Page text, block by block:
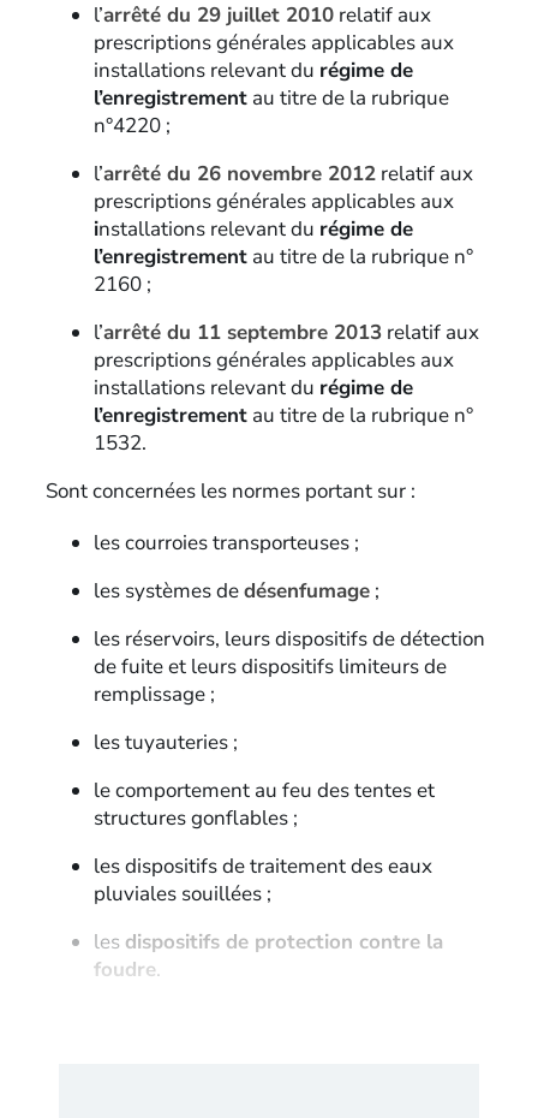
l’arrêté du 29 juillet 2010relatif aux
prescriptions générales applicables aux
installations relevant du régime de
l’enregistrementau titre de la rubrique
n°4220 ;
l’arrêté du 26 novembre 2012relatif aux
prescriptions générales applicables aux
installations relevant du régime de
l’enregistrementau titre de la rubrique n°
2160 ;
l’arrêté du 11 septembre 2013relatif aux
prescriptions générales applicables aux
installations relevant du régime de
l’enregistrementau titre de la rubrique n°
1532.
Sont concernées les normes portant sur :
les courroies transporteuses ;
les systèmes dedésenfumage;
les réservoirs, leurs dispositifs de détection
de fuite et leurs dispositifs limiteurs de
remplissage ;
les tuyauteries ;
le comportement au feu des tentes et
structures gonflables ;
les dispositifs de traitement des eaux
pluviales souillées ;
les dispositifs de protection contre la
foudre.